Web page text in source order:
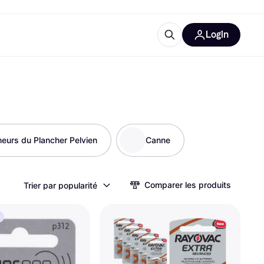
Login
du Plancher Pelvien Canne
Trier par popularité Comparer les produits